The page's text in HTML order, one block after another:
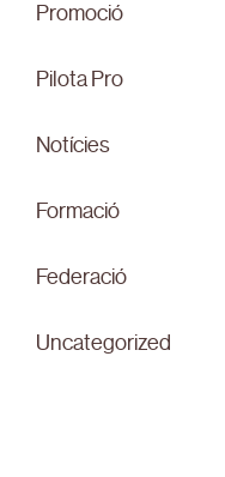
Promoció
Pilota Pro
Notícies
Formació
Federació
Uncategorized